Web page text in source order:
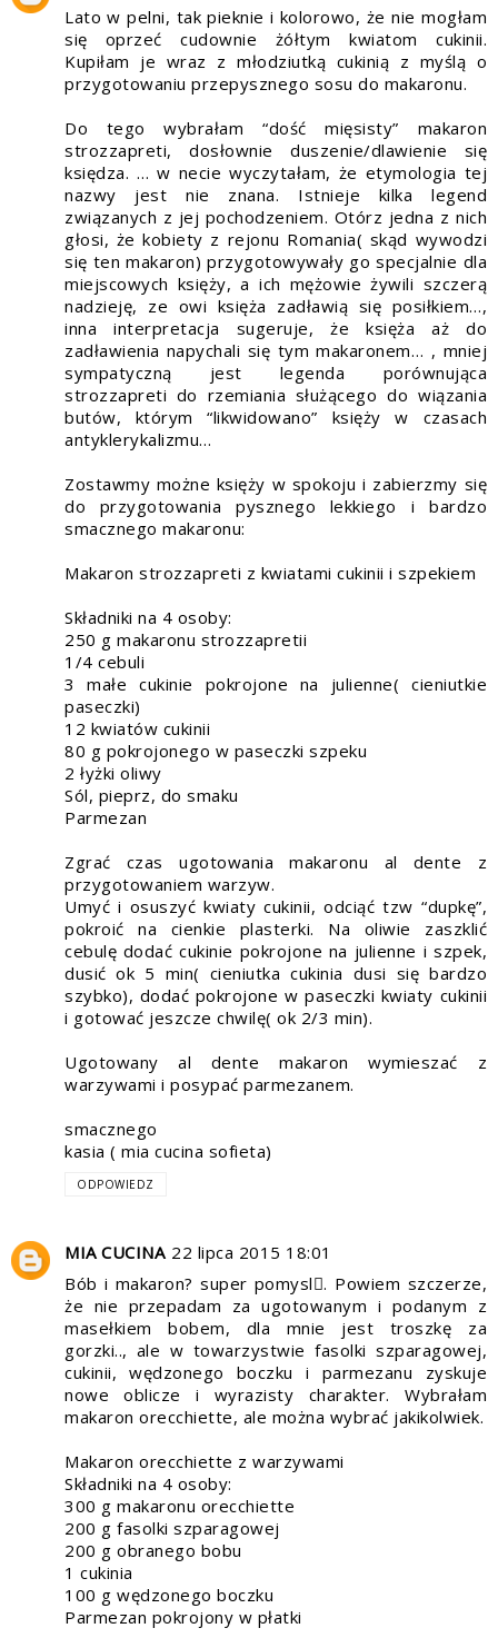
Lato w pelni, tak pieknie i kolorowo, że nie mogłam
się oprzeć cudownie żółtym kwiatom cukinii.
Kupiłam je wraz z młodziutką cukinią z myślą o
przygotowaniu przepysznego sosu do makaronu.
Do tego wybrałam “dość mięsisty” makaron
strozzapreti, dosłownie duszenie/dlawienie się
księdza. … w necie wyczytałam, że etymologia tej
nazwy jest nie znana. Istnieje kilka legend
związanych z jej pochodzeniem. Otórz jedna z nich
głosi, że kobiety z rejonu Romania( skąd wywodzi
się ten makaron) przygotowywały go specjalnie dla
miejscowych księży, a ich mężowie żywili szczerą
nadzieję, ze owi księża zadławią się posiłkiem…,
inna interpretacja sugeruje, że księża aż do
zadławienia napychali się tym makaronem… , mniej
sympatyczną jest legenda porównująca
strozzapreti do rzemiania służącego do wiązania
butów, którym “likwidowano” księży w czasach
antyklerykalizmu…
Zostawmy możne księży w spokoju i zabierzmy się
do przygotowania pysznego lekkiego i bardzo
smacznego makaronu:
Makaron strozzapreti z kwiatami cukinii i szpekiem
Składniki na 4 osoby:
250 g makaronu strozzapretii
1/4 cebuli
3 małe cukinie pokrojone na julienne( cieniutkie
paseczki)
12 kwiatów cukinii
80 g pokrojonego w paseczki szpeku
2 łyżki oliwy
Sól, pieprz, do smaku
Parmezan
Zgrać czas ugotowania makaronu al dente z
przygotowaniem warzyw.
Umyć i osuszyć kwiaty cukinii, odciąć tzw “dupkę”,
pokroić na cienkie plasterki. Na oliwie zaszklić
cebulę dodać cukinie pokrojone na julienne i szpek,
dusić ok 5 min( cieniutka cukinia dusi się bardzo
szybko), dodać pokrojone w paseczki kwiaty cukinii
i gotować jeszcze chwilę( ok 2/3 min).
Ugotowany al dente makaron wymieszać z
warzywami i posypać parmezanem.
smacznego
kasia ( mia cucina sofieta)
ODPOWIEDZ
MIA CUCINA 22 lipca 2015 18:01
Bób i makaron? super pomysl. Powiem szczerze,
że nie przepadam za ugotowanym i podanym z
masełkiem bobem, dla mnie jest troszkę za
gorzki.., ale w towarzystwie fasolki szparagowej,
cukinii, wędzonego boczku i parmezanu zyskuje
nowe oblicze i wyrazisty charakter. Wybrałam
makaron orecchiette, ale można wybrać jakikolwiek.
Makaron orecchiette z warzywami
Składniki na 4 osoby:
300 g makaronu orecchiette
200 g fasolki szparagowej
200 g obranego bobu
1 cukinia
100 g wędzonego boczku
Parmezan pokrojony w płatki